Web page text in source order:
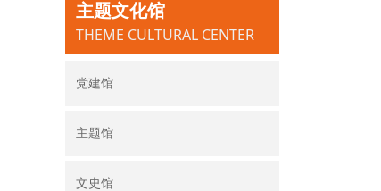
主题文化馆
THEME CULTURAL CENTER
党建馆
主题馆
文史馆